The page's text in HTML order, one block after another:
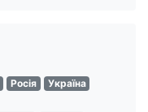
Росія
Україна